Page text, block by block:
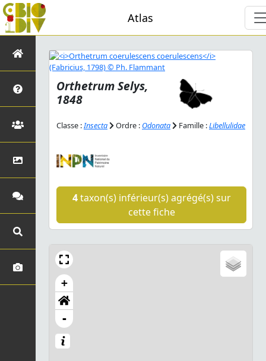
Atlas
OrthetrumSelys,
1848
Classe :Insecta Ordre : Odonata Famille :Libellulidae
4taxon(s) inférieur(s) agrégé(s) sur
cette fiche
+
-